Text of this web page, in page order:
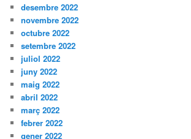
desembre 2022
novembre 2022
octubre 2022
setembre 2022
juliol 2022
juny 2022
maig 2022
abril 2022
març 2022
febrer 2022
gener 2022